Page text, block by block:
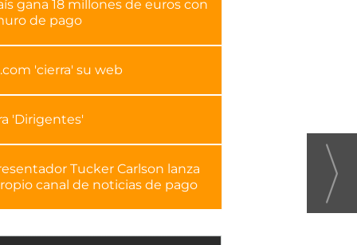
gana 18 millones de euros con
de pago
'cierra' su web
'Dirigentes'
Tucker Carlson lanza
canal de noticias de pago